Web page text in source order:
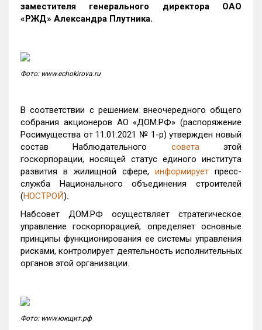
заместителя генерального директора ОАО
«РЖД» Александра Плутника.
Фото: www.echokirova.ru
В соответствии с решением внеочередного общего
собрания акционеров АО «ДОМ.РФ» (распоряжение
Росимущества от 11.01.2021 № 1-р) утвержден новый
состав Наблюдательного советаэтой
госкорпорации, носящей статус единого института
развития в жилищной сфере, информирует пресс-
служба Национального объединения строителей
(НОСТРОЙ).
Набсовет ДОМ.РФ осуществляет стратегическое
управление госкорпорацией, определяет основные
принципы функционирования ее системы управления
рисками, контролирует деятельность исполнительных
органов этой организации.
Фото: www.юкщит.рф